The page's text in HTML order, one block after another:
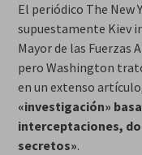
El periódico The New
supuestamente Kiev
Mayor de las Fuerzas
pero Washington
en un extenso
«investigación»
interceptaciones,
secretos».